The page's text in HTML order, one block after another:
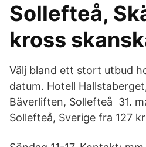
Sollefteå,
kross
Välj bland ett stort utbud
datum. Hotell
Bäverliften, Sollefteå 31.
Sollefteå, Sverige fra 127